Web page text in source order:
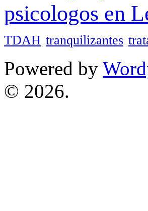
psicologos en
TDAH tranquilizantes
Powered by
© 2026.